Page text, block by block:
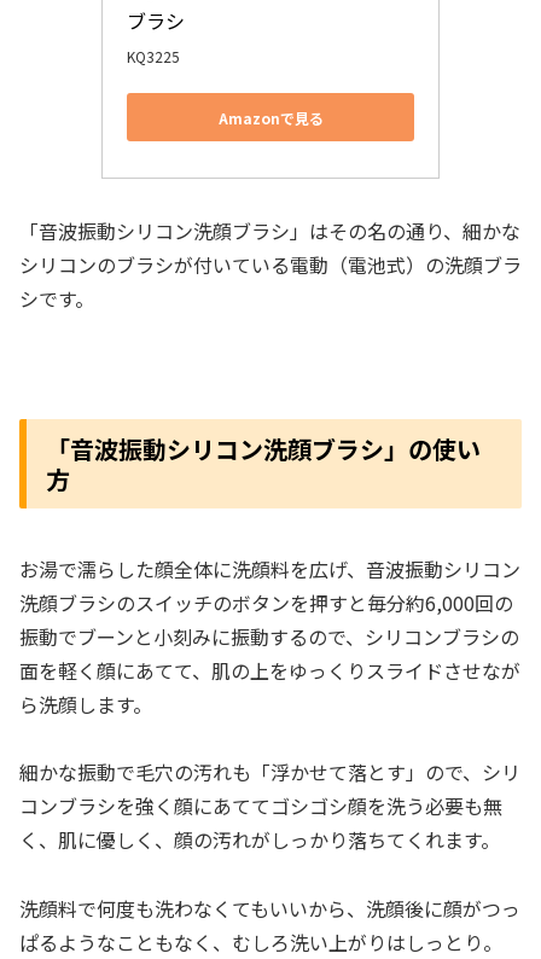
ブラシ
KQ3225
Amazonで見る
「音波振動シリコン洗顔ブラシ」はその名の通り、細かな
シリコンのブラシが付いている電動（電池式）の洗顔ブラ
シです。
「音波振動シリコン洗顔ブラシ」の使い
方
お湯で濡らした顔全体に洗顔料を広げ、音波振動シリコン
洗顔ブラシのスイッチのボタンを押すと毎分約6,000回の
振動でブーンと小刻みに振動するので、シリコンブラシの
面を軽く顔にあてて、肌の上をゆっくりスライドさせなが
ら洗顔します。
細かな振動で毛穴の汚れも「浮かせて落とす」ので、シリ
コンブラシを強く顔にあててゴシゴシ顔を洗う必要も無
く、肌に優しく、顔の汚れがしっかり落ちてくれます。
洗顔料で何度も洗わなくてもいいから、洗顔後に顔がつっ
ぱるようなこともなく、むしろ洗い上がりはしっとり。